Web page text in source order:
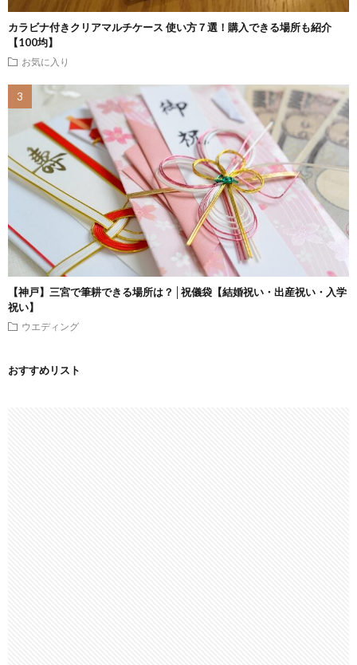
カラビナ付きクリアマルチケース 使い方７選！購入できる場所も紹介
【100均】
お気に入り
【神戸】三宮で筆耕できる場所は？│祝儀袋【結婚祝い・出産祝い・入学
祝い】
ウエディング
おすすめリスト